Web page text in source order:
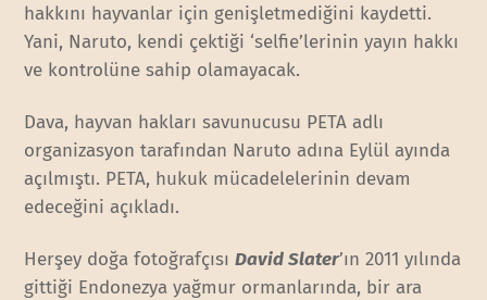
hakkını hayvanlar için genişletmediğini kaydetti.
Yani, Naruto, kendi çektiği ‘selfie’lerinin yayın hakkı
ve kontrolüne sahip olamayacak.
Dava, hayvan hakları savunucusu PETA adlı
organizasyon tarafından Naruto adına Eylül ayında
açılmıştı. PETA, hukuk mücadelelerinin devam
edeceğini açıkladı.
Herşey doğa fotoğrafçısıDavid Slater’ın 2011 yılında
gittiği Endonezya yağmur ormanlarında, bir ara